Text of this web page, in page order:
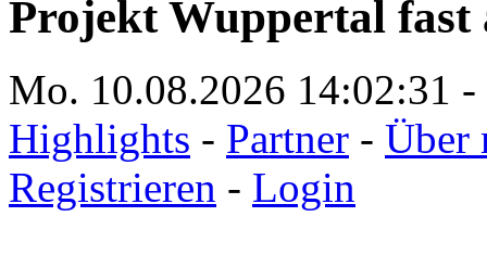
Projekt Wuppertal fast
Mo. 10.08.2026 14:02:31 -
Highlights - Partner - Über
Registrieren - Login